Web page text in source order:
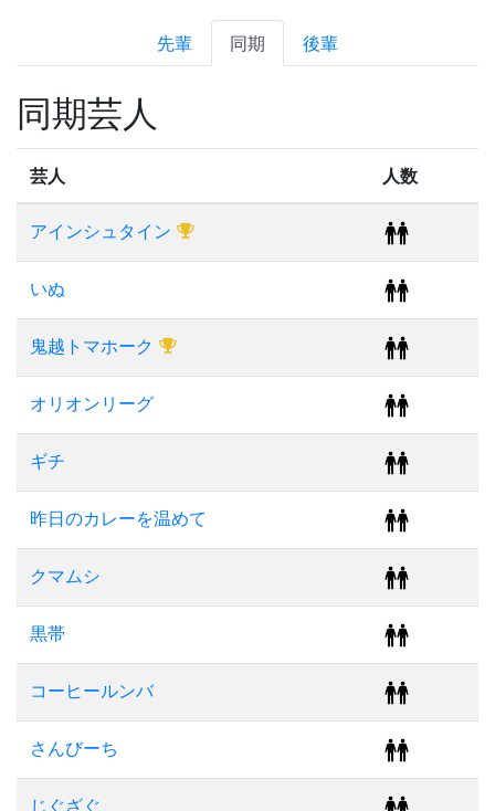
先輩 同期 後輩
同期芸人
芸人 人数
アインシュタイン
いぬ
鬼越トマホーク
オリオンリーグ
ギチ
昨日のカレーを温めて
クマムシ
黒帯
コーヒールンバ
さんびーち
じぐざぐ